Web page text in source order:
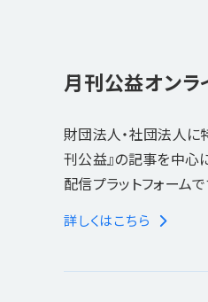
月刊公益オンラ
財団法人・社団法人
刊公益』の記事を中心
配信プラットフォームで
詳しくはこちら